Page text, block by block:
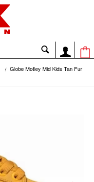
Globe Motley Mid Kids Tan Fur